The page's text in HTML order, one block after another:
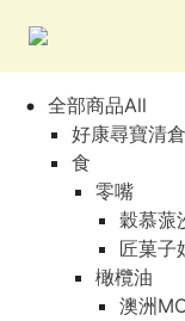
全部商品All
好康尋寶清
食
零嘴
穀慕蒎
匠菓子
橄欖油
澳洲